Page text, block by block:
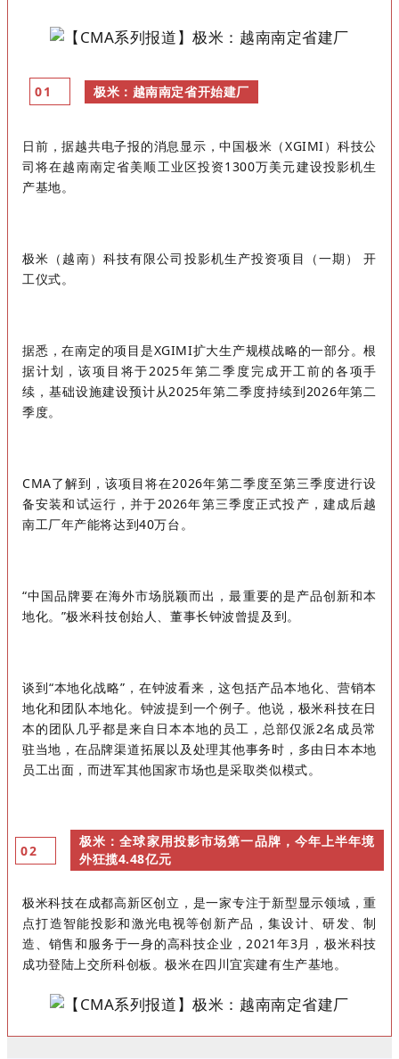
01 极米：越南南定省开始建厂
日前，据越共电子报的消息显示，中国极米（XGIMI）科技公
司将在越南南定省美顺工业区投资1300万美元建设投影机生
产基地。
极米（越南）科技有限公司投影机生产投资项目（一期） 开
工仪式。
据悉，在南定的项目是XGIMI扩大生产规模战略的一部分。根
据计划，该项目将于2025年第二季度完成开工前的各项手
续，基础设施建设预计从2025年第二季度持续到2026年第二
季度。
CMA了解到，该项目将在2026年第二季度至第三季度进行设
备安装和试运行，并于2026年第三季度正式投产，建成后越
南工厂年产能将达到40万台。
“中国品牌要在海外市场脱颖而出，最重要的是产品创新和本
地化。”极米科技创始人、董事长钟波曾提及到。
谈到“本地化战略”，在钟波看来，这包括产品本地化、营销本
地化和团队本地化。钟波提到一个例子。他说，极米科技在日
本的团队几乎都是来自日本本地的员工，总部仅派2名成员常
驻当地，在品牌渠道拓展以及处理其他事务时，多由日本本地
员工出面，而进军其他国家市场也是采取类似模式。
02
极米：全球家用投影市场第一品牌，今年上半年境
外狂揽4.48亿元
极米科技在成都高新区创立，是一家专注于新型显示领域，重
点打造智能投影和激光电视等创新产品，集设计、研发、制
造、销售和服务于一身的高科技企业，2021年3月，极米科技
成功登陆上交所科创板。极米在四川宜宾建有生产基地。